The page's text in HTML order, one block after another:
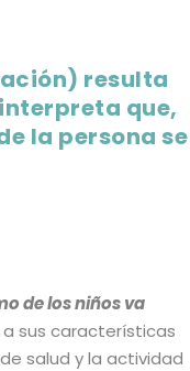
resulta
que,
la persona se
de los niños va
sus características
salud y la actividad